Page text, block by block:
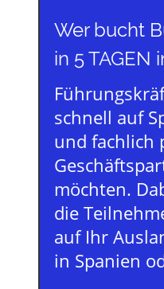
Wer bucht
in 5 TAGEN
schnell auf
und fachlich
möchten.
die
auf Ihr
in Spanien